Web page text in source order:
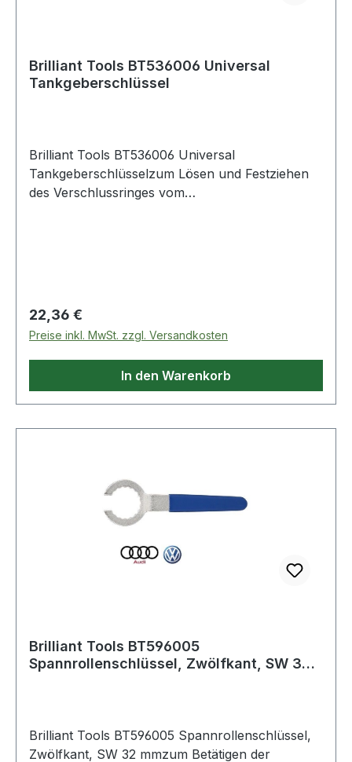
Brilliant Tools BT536006 Universal
Tankgeberschlüssel
Brilliant Tools BT536006 Universal
Tankgeberschlüsselzum Lösen und Festziehen
des Verschlussringes vom
oder Kraftstoffpumpen verwendet. Er ist für
beengte Platzverhältnissen konzipiert. Der
Spannbereich von 87 mm - 17 cm ist frei
einstellbar und mittels des Sicherungsrings
Regulärer Preis:
22,36 €
Preise inkl. MwSt. zzgl. Versandkosten
In den Warenkorb
Brilliant Tools BT596005
Spannrollenschlüssel, Zwölfkant, SW 32
Brilliant Tools BT596005 Spannrollenschlüssel,
Zwölfkant, SW 32 mmzum Betätigen der